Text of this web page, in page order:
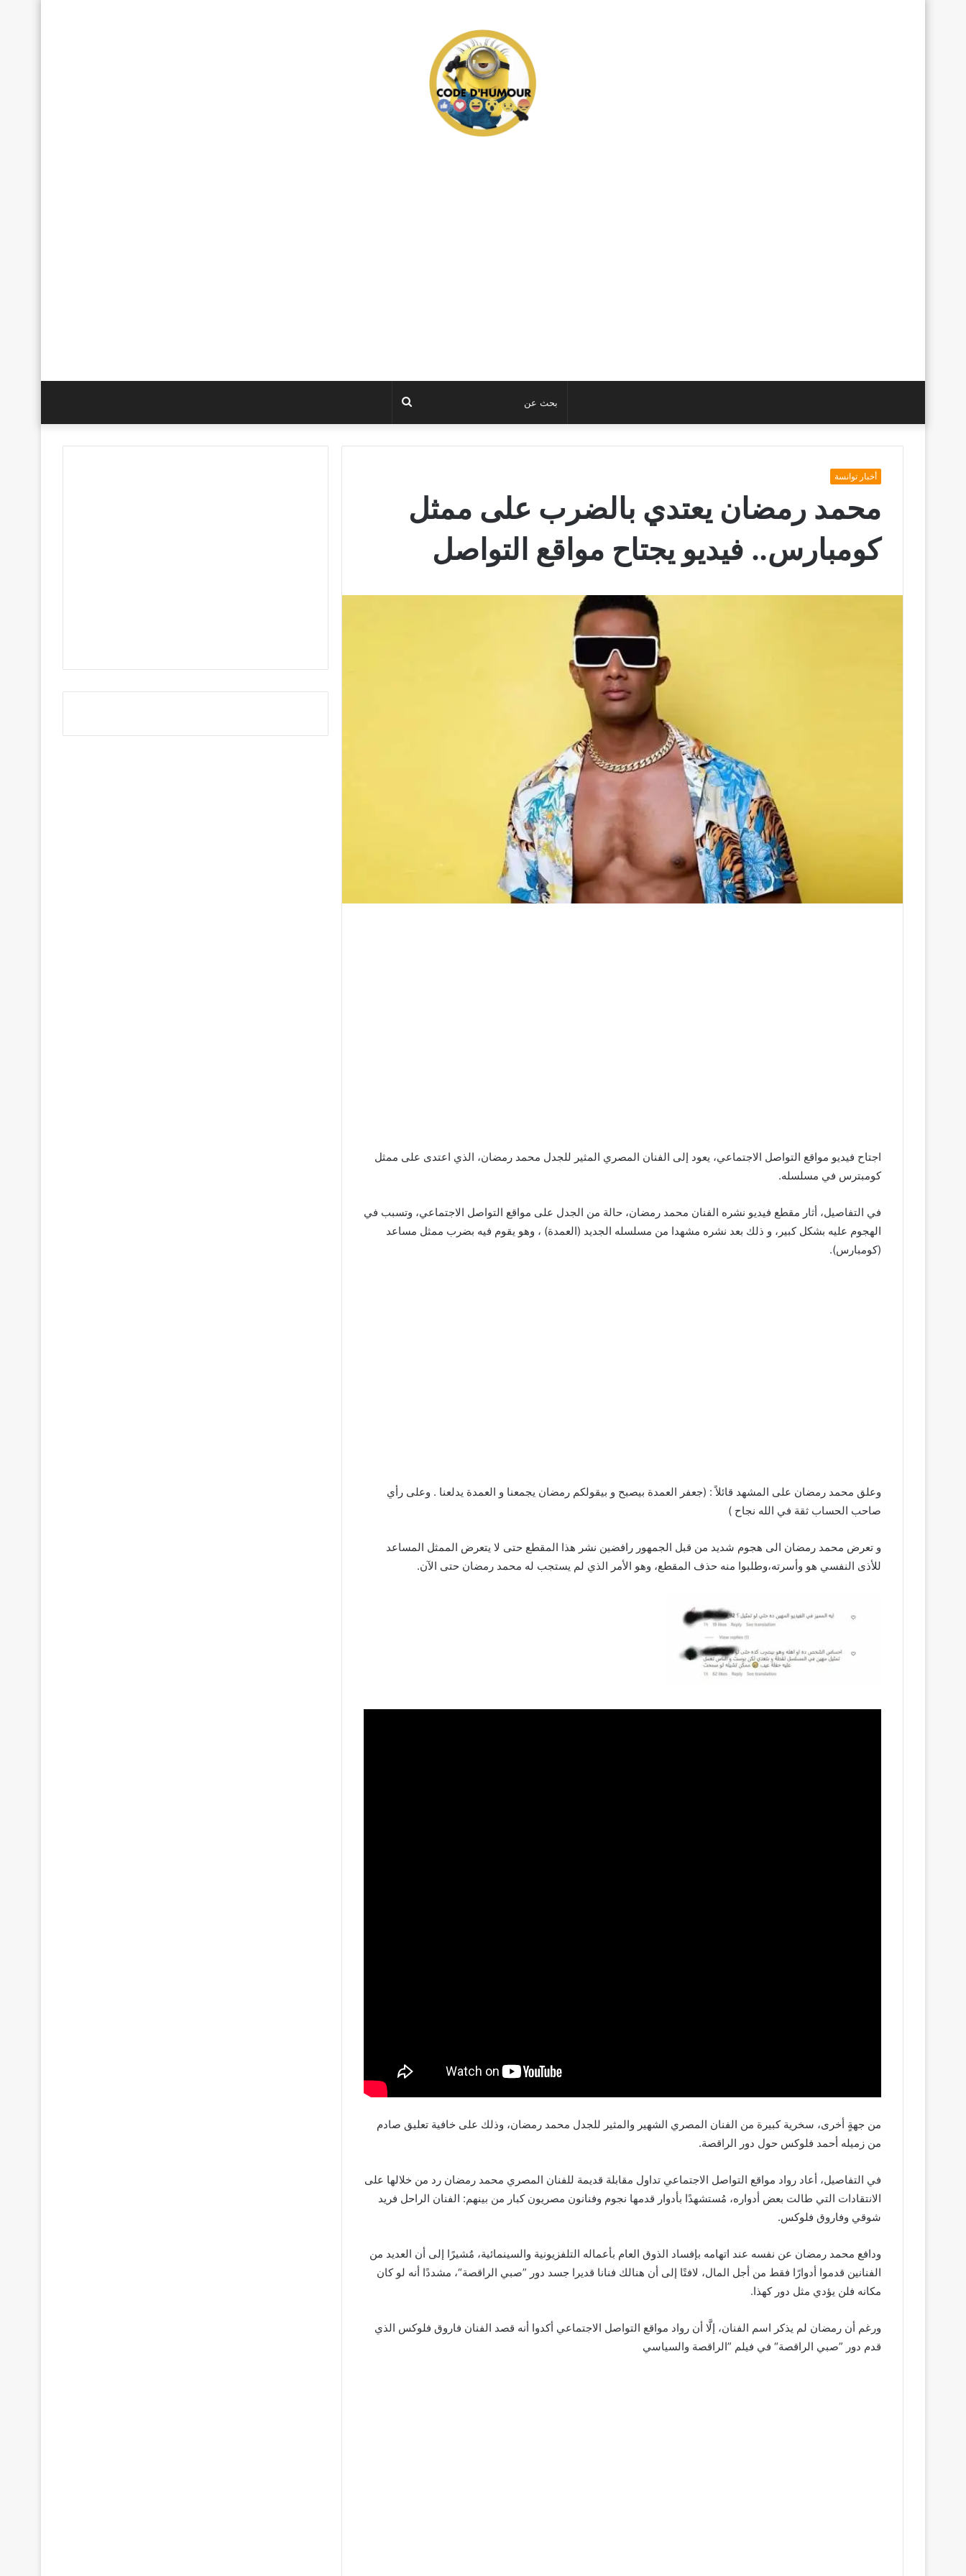
بحث
عن
أخبار توانسة
محمد رمضان يعتدي بالضرب على ممثل
كومبارس.. فيديو يجتاح مواقع التواصل
اجتاح فيديو مواقع التواصل الاجتماعي، يعود إلى الفنان المصري المثير للجدل محمد رمضان، الذي اعتدى على ممثل
كومبترس في مسلسله.
في التفاصيل، أثار مقطع فيديو نشره الفنان محمد رمضان، حالة من الجدل على مواقع التواصل الاجتماعي، وتسبب في
الهجوم عليه بشكل كبير، و ذلك بعد نشره مشهدا من مسلسله الجديد (العمدة) ، وهو يقوم فيه بضرب ممثل مساعد
(كومبارس).
وعلق محمد رمضان على المشهد قائلاً : (جعفر العمدة بيصبح و بيقولكم رمضان يجمعنا و العمدة يدلعنا . وعلى رأي
صاحب الحساب ثقة في الله نجاح )
و تعرض محمد رمضان الى هجوم شديد من قبل الجمهور رافضين نشر هذا المقطع حتى لا يتعرض الممثل المساعد
للأذى النفسي هو وأسرته،وطلبوا منه حذف المقطع، وهو الأمر الذي لم يستجب له محمد رمضان حتى الآن.
من جهةٍ أخرى، سخرية كبيرة من الفنان المصري الشهير والمثير للجدل محمد رمضان، وذلك على خافية تعليق صادم
من زميله أحمد فلوكس حول دور الراقصة.
في التفاصيل، أعاد رواد مواقع التواصل الاجتماعي تداول مقابلة قديمة للفنان المصري محمد رمضان رد من خلالها على
الانتقادات التي طالت بعض أدواره، مُستشهدًا بأدوار قدمها نجوم وفنانون مصريون كبار من بينهم: الفنان الراحل فريد
شوقي وفاروق فلوكس.
ودافع محمد رمضان عن نفسه عند اتهامه بإفساد الذوق العام بأعماله التلفزيونية والسينمائية، مٌشيرًا إلى أن العديد من
الفنانين قدموا أدوارًا فقط من أجل المال، لافتًا إلى أن هنالك فنانا قديرا جسد دور ”صبي الراقصة“، مشددًا أنه لو كان
مكانه فلن يؤدي مثل دور كهذا.
ورغم أن رمضان لم يذكر اسم الفنان، إلَّا أن رواد مواقع التواصل الاجتماعي أكدوا أنه قصد الفنان فاروق فلوكس الذي
قدم دور ”صبي الراقصة“ في فيلم ”الراقصة والسياسي